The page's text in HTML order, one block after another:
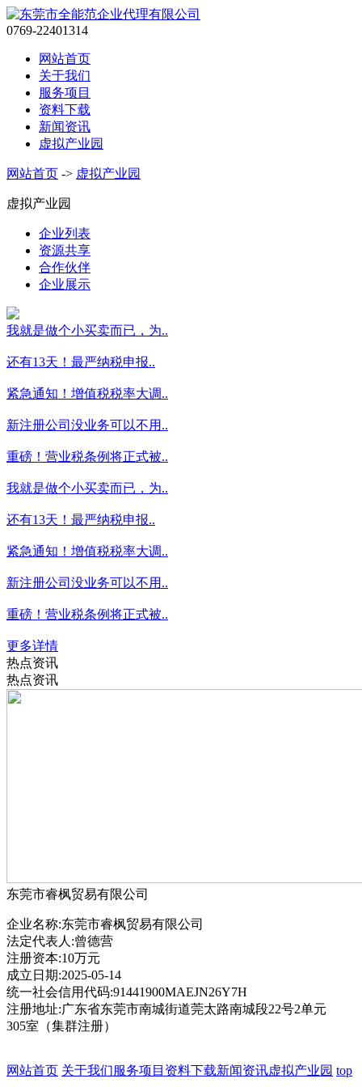
0769-22401314
网站首页
关于我们
服务项目
资料下载
新闻资讯
虚拟产业园
网站首页 -> 虚拟产业园
虚拟产业园
企业列表
资源共享
合作伙伴
企业展示
我就是做个小买卖而已，为..
还有13天！最严纳税申报..
紧急通知！增值税税率大调..
新注册公司没业务可以不用..
重磅！营业税条例将正式被..
我就是做个小买卖而已，为..
还有13天！最严纳税申报..
紧急通知！增值税税率大调..
新注册公司没业务可以不用..
重磅！营业税条例将正式被..
更多详情
热点资讯
热点资讯
东莞市睿枫贸易有限公司
企业名称:东莞市睿枫贸易有限公司
法定代表人:曾德营
注册资本:10万元
成立日期:2025-05-14
统一社会信用代码:91441900MAEJN26Y7H
注册地址:广东省东莞市南城街道莞太路南城段22号2单元
305室（集群注册）
网站首页 关于我们服务项目 资料下载新闻资讯虚拟产业园 top